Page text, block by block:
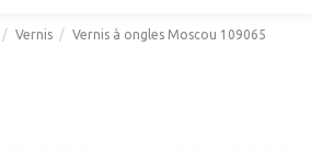
Vernis Vernis à ongles Moscou 109065